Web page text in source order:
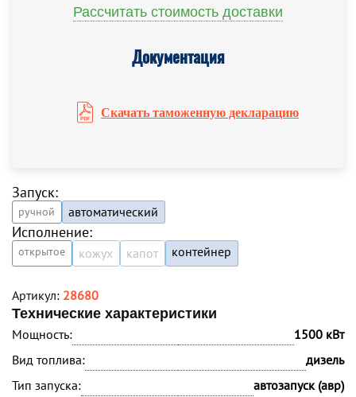
Рассчитать стоимость доставки
Документация
Скачать таможенную декларацию
Запуск:
ручной автоматический
Исполнение:
открытое кожух капот контейнер
Артикул: 28680
Технические характеристики
Мощность:
1500 кВт
Вид топлива:
дизель
Тип запуска:
автозапуск (авр)